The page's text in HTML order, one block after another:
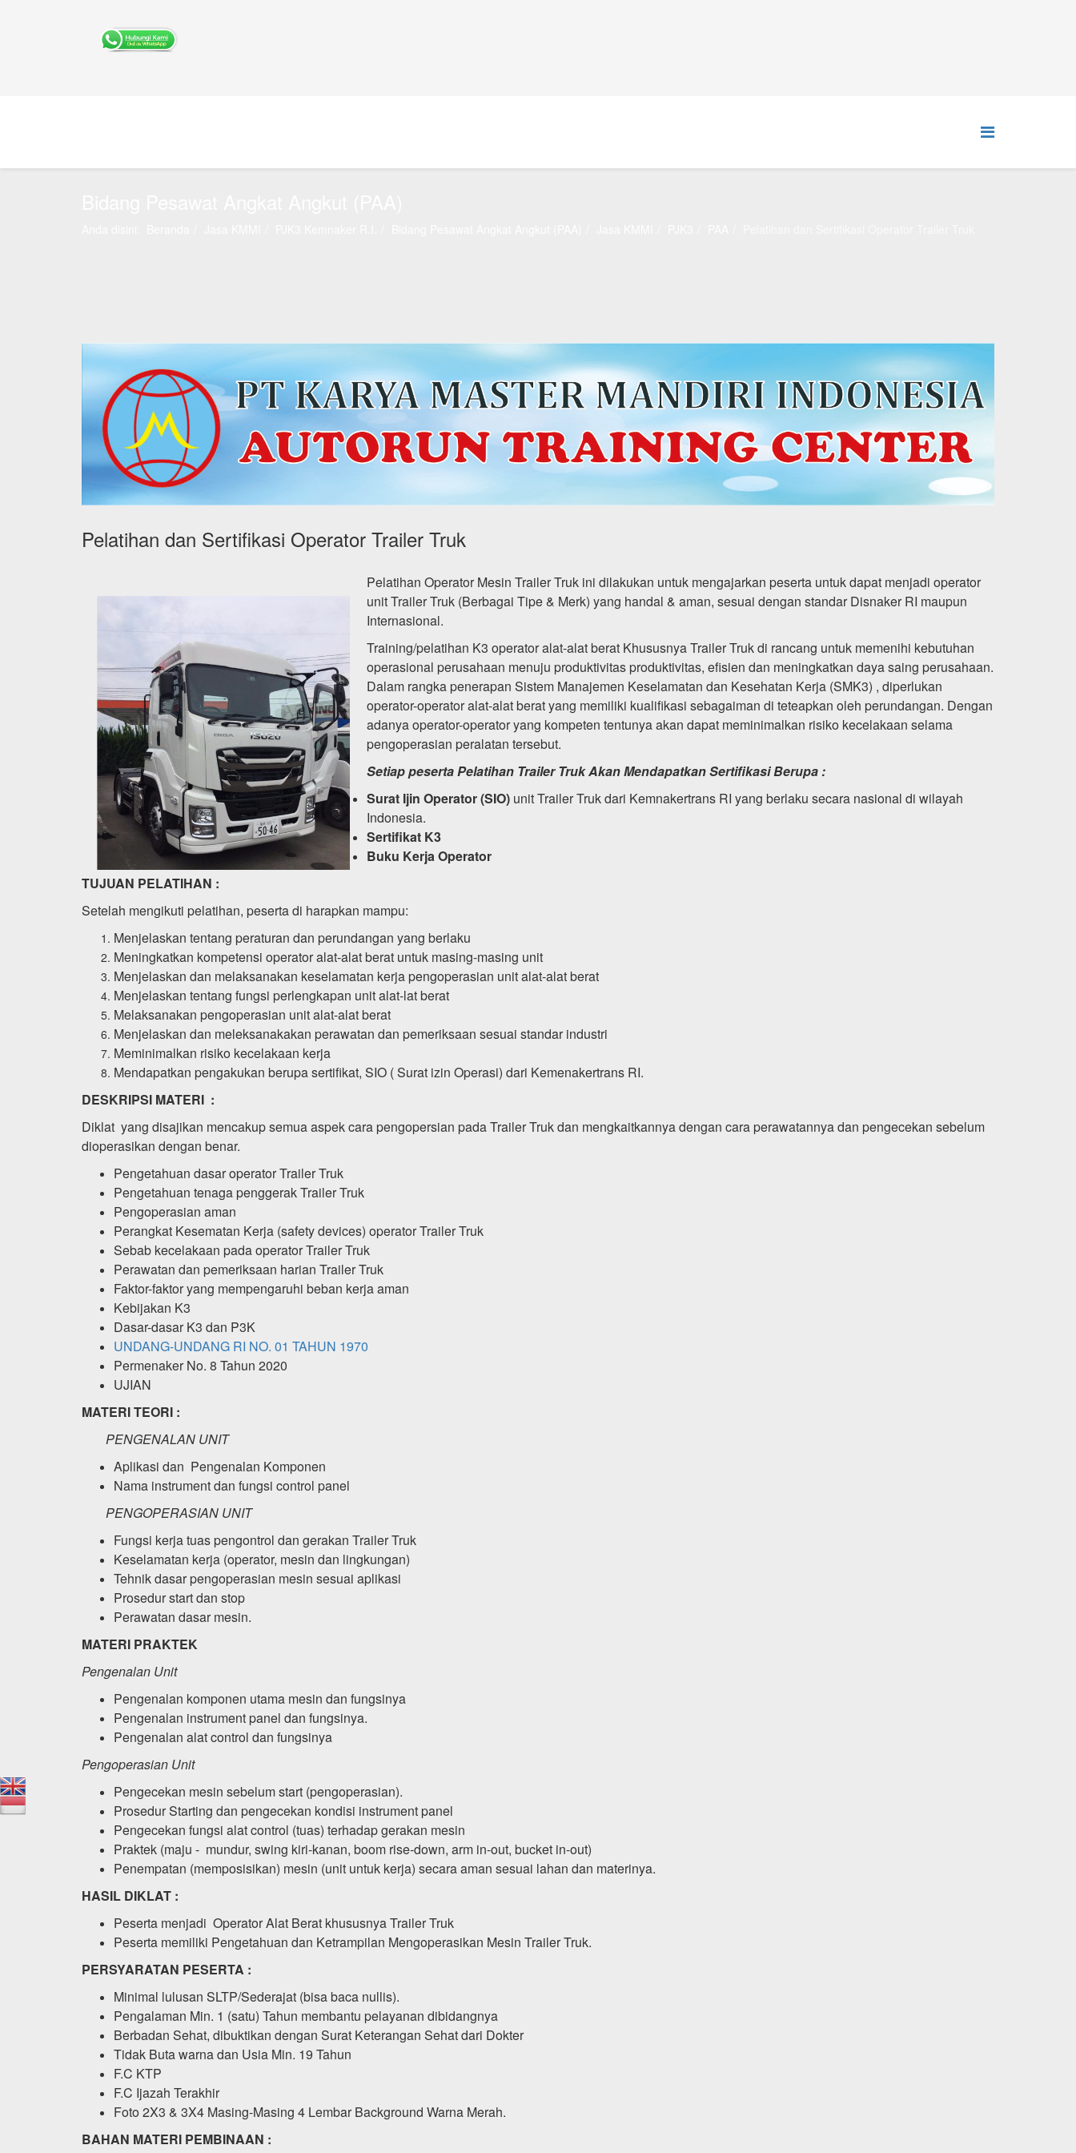
Pelatihan dan Sertifikasi Operator Trailer Truk
Pelatihan Operator Mesin Trailer Truk ini dilakukan untuk mengajarkan peserta untuk dapat menjadi operator
unit Trailer Truk (Berbagai Tipe & Merk) yang handal & aman, sesuai dengan standar Disnaker RI maupun
Internasional.
Training/pelatihan K3 operator alat-alat berat Khususnya Trailer Truk di rancang untuk memenihi kebutuhan
operasional perusahaan menuju produktivitas produktivitas, efisien dan meningkatkan daya saing perusahaan.
Dalam rangka penerapan Sistem Manajemen Keselamatan dan Kesehatan Kerja (SMK3) , diperlukan
operator-operator alat-alat berat yang memiliki kualifikasi sebagaiman di teteapkan oleh perundangan. Dengan
adanya operator-operator yang kompeten tentunya akan dapat meminimalkan risiko kecelakaan selama
pengoperasian peralatan tersebut.
Setiap peserta Pelatihan Trailer Truk Akan Mendapatkan Sertifikasi Berupa :
Surat Ijin Operator (SIO) unit Trailer Truk dari Kemnakertrans RI yang berlaku secara nasional di wilayah
Indonesia.
Sertifikat K3
Buku Kerja Operator
TUJUAN PELATIHAN :
Setelah mengikuti pelatihan, peserta di harapkan mampu:
Menjelaskan tentang peraturan dan perundangan yang berlaku
Meningkatkan kompetensi operator alat-alat berat untuk masing-masing unit
Menjelaskan dan melaksanakan keselamatan kerja pengoperasian unit alat-alat berat
Menjelaskan tentang fungsi perlengkapan unit alat-lat berat
Melaksanakan pengoperasian unit alat-alat berat
Menjelaskan dan meleksanakakan perawatan dan pemeriksaan sesuai standar industri
Meminimalkan risiko kecelakaan kerja
Mendapatkan pengakukan berupa sertifikat, SIO ( Surat izin Operasi) dari Kemenakertrans RI.
DESKRIPSI MATERI :
Diklat yang disajikan mencakup semua aspek cara pengopersian pada Trailer Truk dan mengkaitkannya dengan cara perawatannya dan pengecekan sebelum
dioperasikan dengan benar.
Pengetahuan dasar operator Trailer Truk
Pengetahuan tenaga penggerak Trailer Truk
Pengoperasian aman
Perangkat Kesematan Kerja (safety devices) operator Trailer Truk
Sebab kecelakaan pada operator Trailer Truk
Perawatan dan pemeriksaan harian Trailer Truk
Faktor-faktor yang mempengaruhi beban kerja aman
Kebijakan K3
Dasar-dasar K3 dan P3K
UNDANG-UNDANG RI NO. 01 TAHUN 1970
Permenaker No. 8 Tahun 2020
UJIAN
MATERI TEORI :
PENGENALAN UNIT
Aplikasi dan Pengenalan Komponen
Nama instrument dan fungsi control panel
PENGOPERASIAN UNIT
Fungsi kerja tuas pengontrol dan gerakan Trailer Truk
Keselamatan kerja (operator, mesin dan lingkungan)
Tehnik dasar pengoperasian mesin sesuai aplikasi
Prosedur start dan stop
Perawatan dasar mesin.
MATERI PRAKTEK
Pengenalan Unit
Pengenalan komponen utama mesin dan fungsinya
Pengenalan instrument panel dan fungsinya.
Pengenalan alat control dan fungsinya
Pengoperasian Unit
Pengecekan mesin sebelum start (pengoperasian).
Prosedur Starting dan pengecekan kondisi instrument panel
Pengecekan fungsi alat control (tuas) terhadap gerakan mesin
Praktek (maju - mundur, swing kiri-kanan, boom rise-down, arm in-out, bucket in-out)
Penempatan (memposisikan) mesin (unit untuk kerja) secara aman sesuai lahan dan materinya.
HASIL DIKLAT :
Peserta menjadi Operator Alat Berat khususnya Trailer Truk
Peserta memiliki Pengetahuan dan Ketrampilan Mengoperasikan Mesin Trailer Truk.
PERSYARATAN PESERTA :
Minimal lulusan SLTP/Sederajat (bisa baca nullis).
Pengalaman Min. 1 (satu) Tahun membantu pelayanan dibidangnya
Berbadan Sehat, dibuktikan dengan Surat Keterangan Sehat dari Dokter
Tidak Buta warna dan Usia Min. 19 Tahun
F.C KTP
F.C Ijazah Terakhir
Foto 2X3 & 3X4 Masing-Masing 4 Lembar Background Warna Merah.
BAHAN MATERI PEMBINAAN :